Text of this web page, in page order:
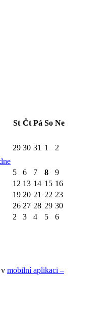
St Čt Pá So Ne
29 30 31 1 2
5 6 7 8
9
12 13 14 15 16
19 20 21 22 23
26 27 28 29 30
2 3 4 5 6
v mobilní aplikaci –